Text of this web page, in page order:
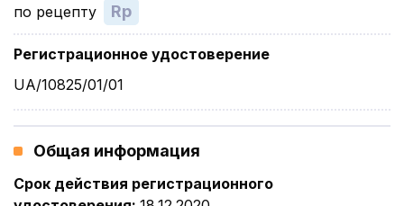
по рецепту
Rp
Регистрационное удостоверение
UA/10825/01/01
Общая информация
Срок действия регистрационного